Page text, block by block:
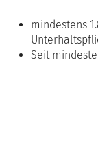
mindestens
Seit